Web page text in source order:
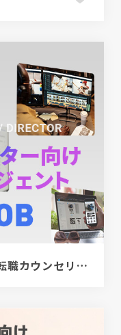
[PR]経験者クリエイター向け転職カウンセリング｜デザイナー / ディレクター / エンジニア